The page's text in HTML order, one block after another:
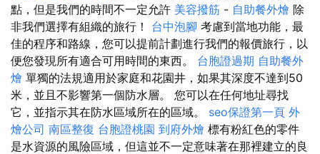
點，但是我們的時間不一定允許 美容撥筋 - 自助餐外燴 除
非我們選擇有組織的旅行！ 台中泡腳 考慮到當地功能，最
佳的程序和路線，您可以提前計劃進行我們的報價旅行，以
便您發現所有適合可用時間的東西。 台胞證過期 自助餐外
燴 單獨的法規適用於家庭和花園井，如果其深度不達到50
米，並且不影響第一個防水層。 您可以在任何地址尋找
它，並指示其在防水區域所在的區域。 seo保證第一頁 外
燴公司 南區整復 台胞證桃園 到府外燴 標有粉紅色的零件
是水資源的風險區域，但這並不一定意味著在那裡建立的良